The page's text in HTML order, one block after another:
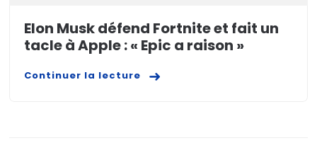
Elon Musk défend Fortnite et fait un
tacle à Apple : « Epic a raison »
Continuer la lecture